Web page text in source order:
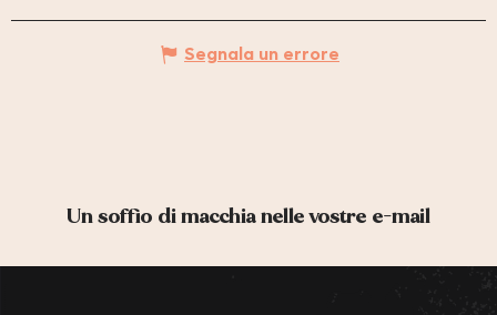
Segnala un errore
Un soffio di macchia nelle vostre e-mail